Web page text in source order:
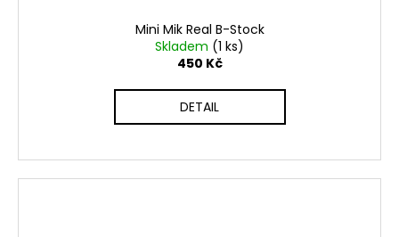
Mini Mik Real B-Stock
Skladem (1 ks)
450 Kč
DETAIL